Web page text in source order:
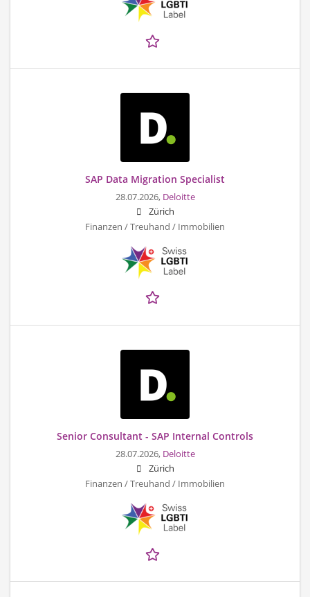
SAP Data Migration Specialist
28.07.2026, Deloitte
Zürich
Finanzen / Treuhand / Immobilien
Senior Consultant - SAP Internal Controls
28.07.2026, Deloitte
Zürich
Finanzen / Treuhand / Immobilien